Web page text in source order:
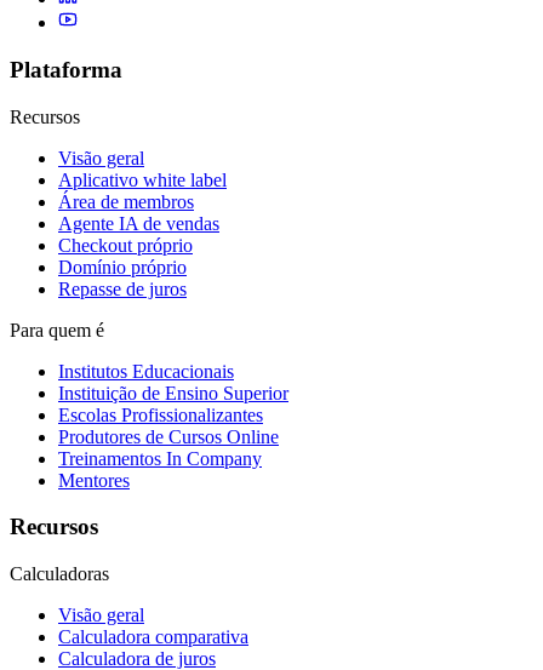
Plataforma
Recursos
Visão geral
Aplicativo white label
Área de membros
Agente IA de vendas
Checkout próprio
Domínio próprio
Repasse de juros
Para quem é
Institutos Educacionais
Instituição de Ensino Superior
Escolas Profissionalizantes
Produtores de Cursos Online
Treinamentos In Company
Mentores
Recursos
Calculadoras
Visão geral
Calculadora comparativa
Calculadora de juros